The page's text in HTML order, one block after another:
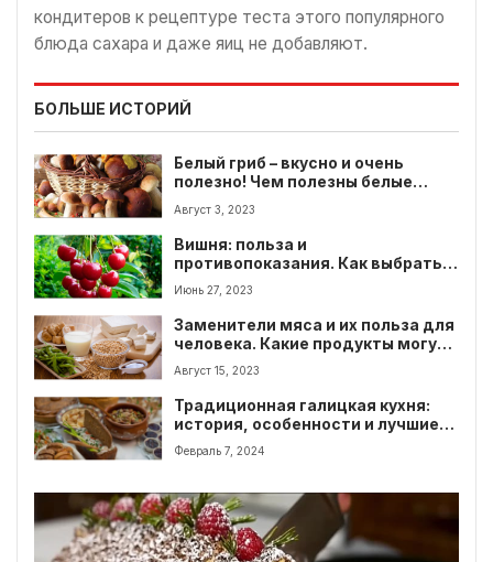
кондитеров к рецептуре теста этого популярного
блюда сахара и даже яиц не добавляют.
БОЛЬШЕ ИСТОРИЙ
Белый гриб – вкусно и очень
полезно! Чем полезны белые
Август 3, 2023
Вишня: польза и
противопоказания. Как выбрать
вишню и кому не следует ее
есть?
Июнь 27, 2023
Заменители мяса и их польза для
человека. Какие продукты могут
заменить мясо?
Август 15, 2023
Традиционная галицкая кухня:
история, особенности и лучшие
блюда
Февраль 7, 2024